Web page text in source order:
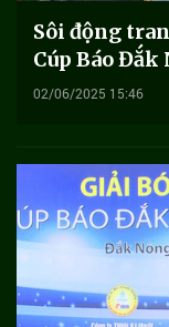
Sôi động
Cúp Báo Đắk
02/06/2025 15:46